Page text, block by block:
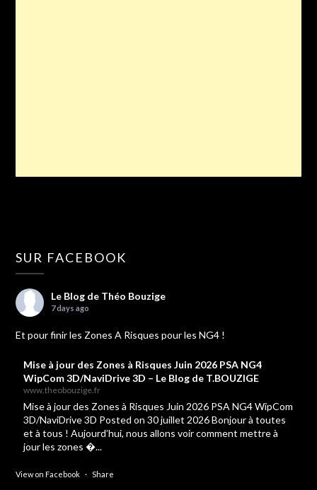
SUR FACEBOOK
Le Blog de Théo Bouzige
7 days ago
Et pour finir les Zones A Risques pour les NG4 !
Mise à jour des Zones à Risques Juin 2026 PSA NG4
WipCom 3D/NaviDrive 3D – Le Blog de T.BOUZIGE
www.theobouzige.fr
Mise à jour des Zones à Risques Juin 2026 PSA NG4 WipCom
3D/NaviDrive 3D Posted on 30 juillet 2026 Bonjour à toutes
et à tous ! Aujourd’hui, nous allons voir comment mettre à
jour les zones �...
View on Facebook · Share